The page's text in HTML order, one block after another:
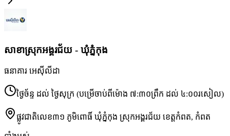
សាខា​ស្រុកអង្គរជ័យ - ឃុំភ្នំកុង
ធនាគារ អេស៊ីលីដា
ថ្ងៃច័ន្ទ ដល់ ថ្ងៃសុក្រ (បម្រើចាប់ពីម៉ោង ៧:៣០ព្រឹក ដល់ ៤:០០រសៀល)
ផ្លូវជាតិលេខ៣១ ភូមិពោធិ៍ ឃុំភ្នំកុង ស្រុកអង្គរជ័យ ខេត្តកំពត, កំពត